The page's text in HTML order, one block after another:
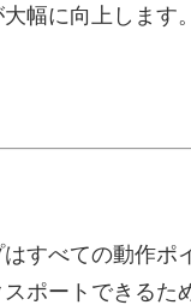
幅に向上します。
すべての動作ポ
ポートできるた